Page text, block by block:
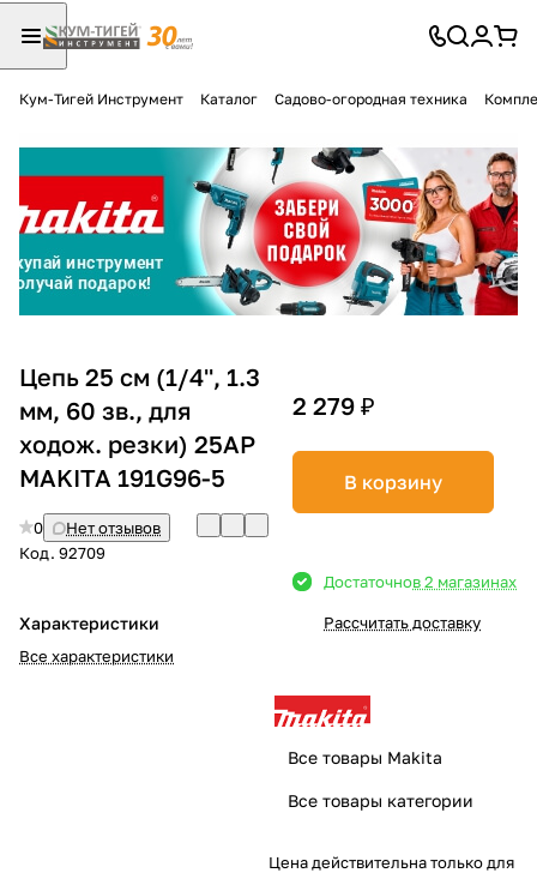
Кум-Тигей Инструмент Каталог Садово-огородная техника
Цепь 25 см (1/4'', 1.3
мм, 60 зв., для
ходож. резки) 25AP
MAKITA 191G96-5
0
Нет отзывов
Код. 92709
Характеристики
Все характеристики
2 279 ₽
В корзину
Достаточнов 2 магазинах
Рассчитать доставку
Все товары Makita
Все товары категории
Цена действительна только для
Разбейте
оплатуна части
без переплат
График платежей
Сегодня
25%
% картой любого банка